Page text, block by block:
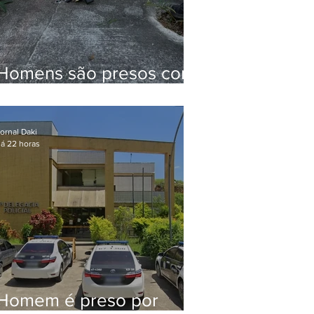
são presos com
Brejal
é preso por
Daki
22 horas